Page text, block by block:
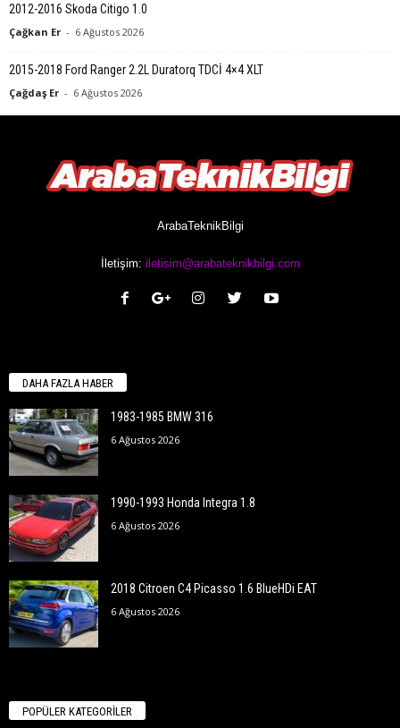
2012-2016 Skoda Citigo 1.0
Çağkan Er - 6 Ağustos 2026
2015-2018 Ford Ranger 2.2L Duratorq TDCİ 4×4 XLT
Çağdaş Er - 6 Ağustos 2026
ArabaTeknikBilgi
İletişim: iletisim@arabateknikbilgi.com
DAHA FAZLA HABER
1983-1985 BMW 316
6 Ağustos 2026
1990-1993 Honda Integra 1.8
6 Ağustos 2026
2018 Citroen C4 Picasso 1.6 BlueHDi EAT
6 Ağustos 2026
POPÜLER KATEGORİLER